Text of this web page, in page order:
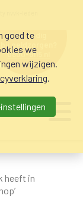
hulp nodig
bij geldzorgen?
0800-8115.nl
heeft in
goed te
we
wijzigen.
.